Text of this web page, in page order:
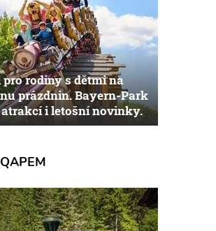
rodiny s dětmi na
prázdnin. Bayern-Park
atrakcí i letošní novinky.